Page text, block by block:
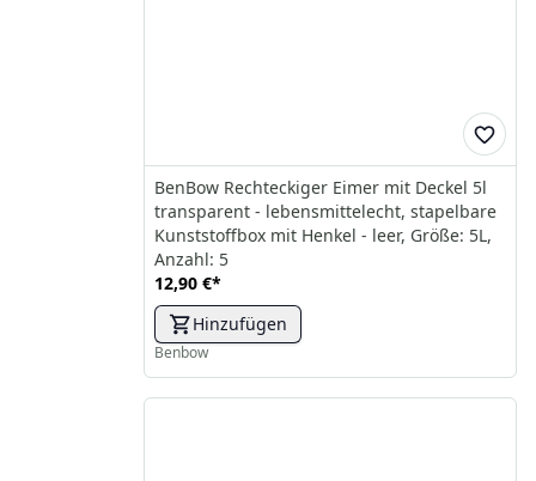
BenBow Rechteckiger Eimer mit Deckel 5l
transparent - lebensmittelecht, stapelbare
Kunststoffbox mit Henkel - leer, Größe: 5L,
Anzahl: 5
12,90 €*
Hinzufügen
Benbow